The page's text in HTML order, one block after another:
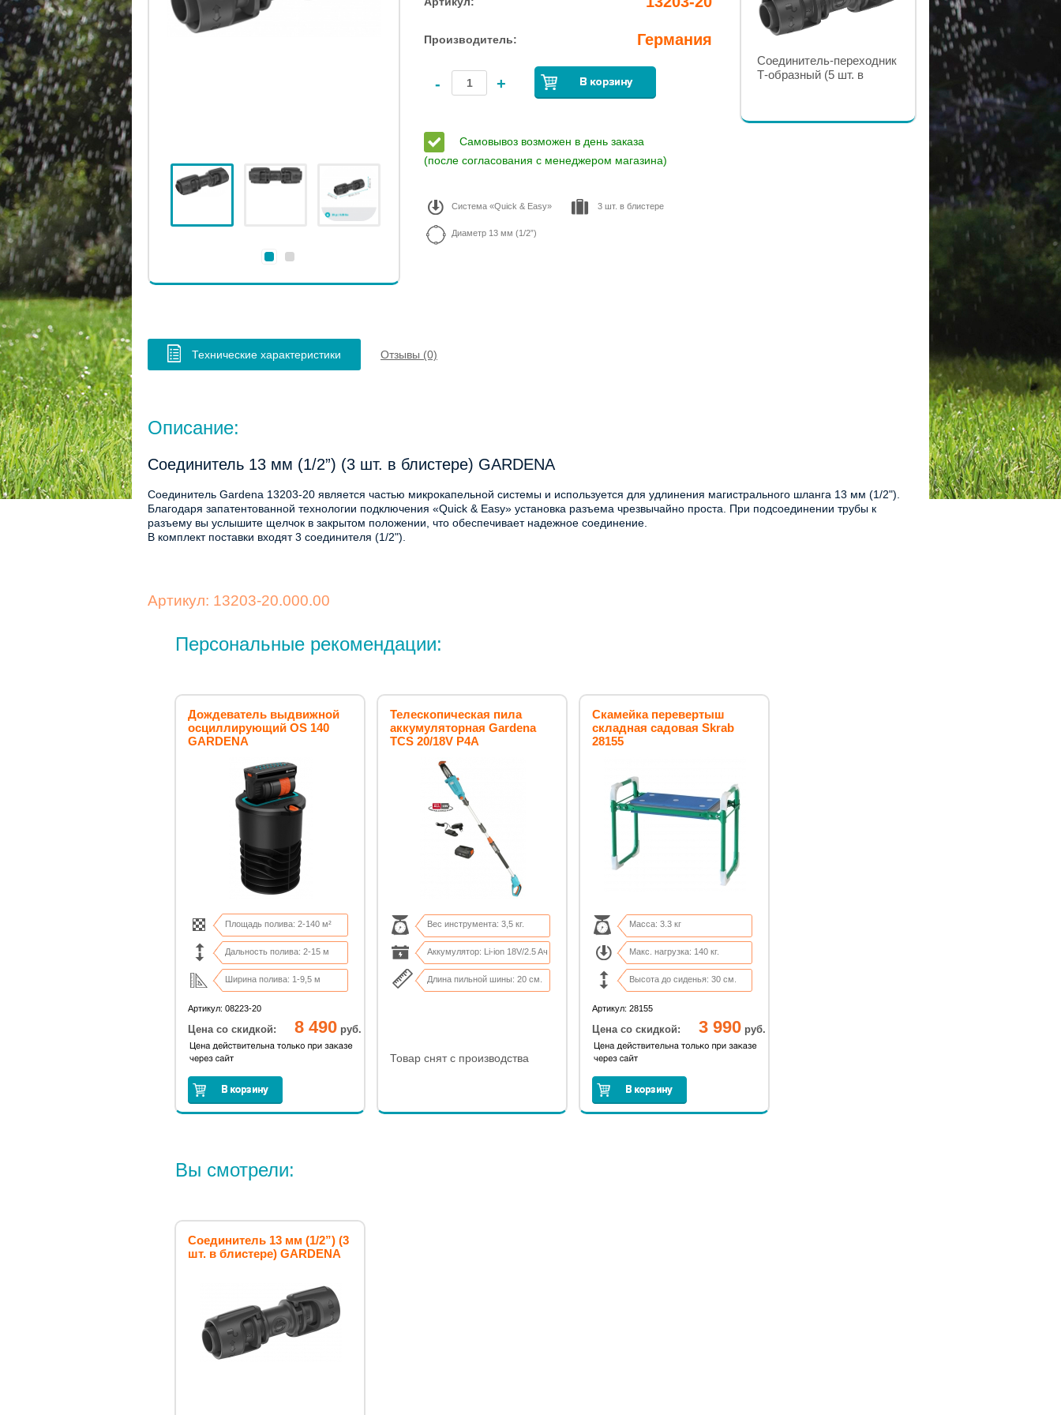
Производитель: Германия
- +
Самовывоз возможен в день заказа
(после согласования с менеджером магазина)
Система «Quick & Easy» 3 шт. в блистере
Диаметр 13 мм (1/2”)
Соединитель L-образный
Соединитель-переходник
Т-образный (5 шт. в
Технические характеристики Отзывы (0)
Описание:
Соединитель 13 мм (1/2”) (3 шт. в блистере) GARDENA
Соединитель Gardena 13203-20 является частью микрокапельной системы и используется для удлинения магистрального шланга 13 мм (1/2").
Благодаря запатентованной технологии подключения «Quick & Easy» установка разъема чрезвычайно проста. При подсоединении трубы к
разъему вы услышите щелчок в закрытом положении, что обеспечивает надежное соединение.
В комплект поставки входят 3 соединителя (1/2").
Артикул: 13203-20.000.00
Персональные рекомендации:
Дождеватель выдвижной
осциллирующий OS 140
GARDENA
Площадь полива: 2-140 м²
Дальность полива: 2-15 м
Ширина полива: 1-9,5 м
Соед. резьба: ВР 3/4"
Артикул: 08223-20
Цена со скидкой: 8 490 руб.
Телескопическая пила
аккумуляторная Gardena
TCS 20/18V P4A
Вес инструмента: 3,5 кг.
Аккумулятор: Li-ion 18V/2.5 Aч
Длина пильной шины: 20 см.
Товар снят с производства
Скамейка перевертыш
складная садовая Skrab
28155
Масса: 3.3 кг
Макс. нагрузка: 140 кг.
Высота до сиденья: 30 см.
Диаметр трубы: 19 мм.
Артикул: 28155
Цена со скидкой: 3 990 руб.
Вы смотрели:
Соединитель 13 мм (1/2”) (3
шт. в блистере) GARDENA